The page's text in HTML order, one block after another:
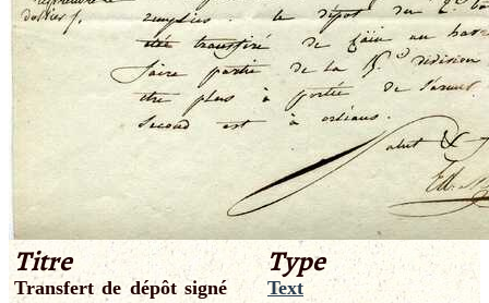
Titre
Transfert de dépôt signé
Type
Text